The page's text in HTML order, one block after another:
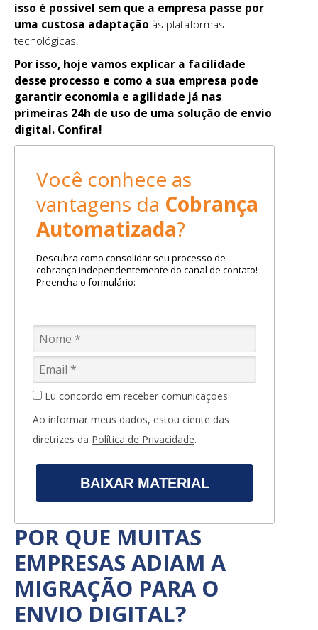
isso é possível sem que a empresa passe por
uma custosa adaptação às plataformas
tecnológicas.
Por isso, hoje vamos explicar a facilidade
desse processo e como a sua empresa pode
garantir economia e agilidade já nas
primeiras 24h de uso de uma solução de envio
digital. Confira!
Você conhece as
vantagens da Cobrança
Automatizada?
Descubra como consolidar seu processo de
cobrança independentemente do canal de contato!
Preencha o formulário:
Eu concordo em receber comunicações.
Ao informar meus dados, estou ciente das
diretrizes da Política de Privacidade.
BAIXAR MATERIAL
POR QUE MUITAS
EMPRESAS ADIAM A
MIGRAÇÃO PARA O
ENVIO DIGITAL?